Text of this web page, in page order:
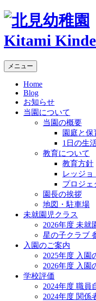
Kitami
メニュー
Home
Blog
お知らせ
当園について
当園の概要
園庭と保
1日の生
教育について
教育方針
レッジ
プロジェ
園長の挨拶
地図・駐車場
未就園児クラス
2026年度 未就
星の子クラブ
入園のご案内
2025年度 入園
2026年度 入園
学校評価
2024年度 職員
2024年度 関係